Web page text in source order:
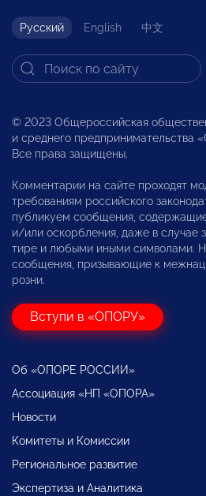
Русский English 中文
© 2023 Общероссийская
и среднего
Все права защищены.
Комментарии на сайте проходят
требованиям российского
публикуем сообщения,
и/или оскорбления, даже в случае
тире и любыми иными символами.
сообщения, призывающие к
розни.
Вступи в «ОПОРУ»
Об «ОПОРЕ РОССИИ»
Ассоциация «НП «ОПОРА»
Новости
Комитеты и Комиссии
Региональное развитие
Экспертиза и Аналитика